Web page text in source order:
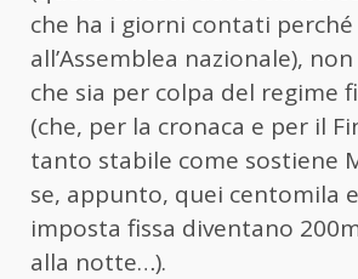
che ha i giorni contati perché
all’Assemblea nazionale),
che sia per colpa del regime
(che, per la cronaca e per il
tanto stabile come sostiene
se, appunto, quei centomila
imposta fissa diventano
alla notte…).